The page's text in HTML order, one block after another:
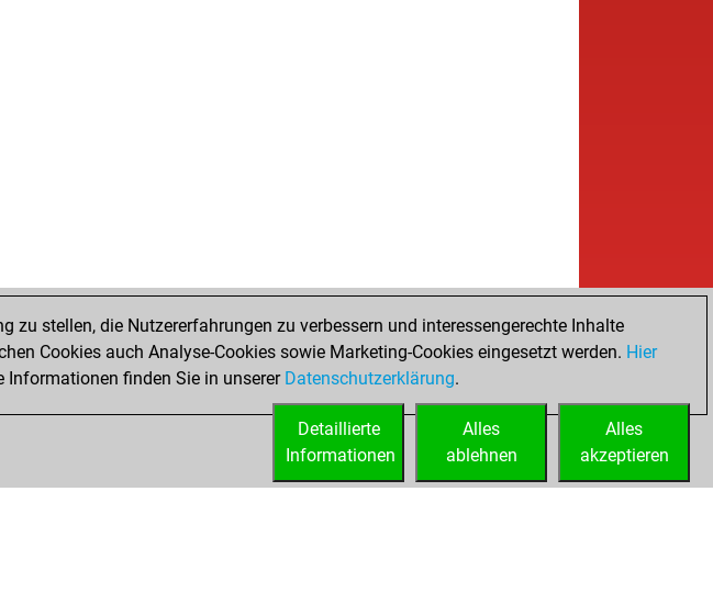
stellen, die Nutzererfahrungen zu verbessern und interessengerechte Inhalte
Cookies auch Analyse-Cookies sowie Marketing-Cookies eingesetzt werden. Hier
Informationen finden Sie in unserer Datenschutzerklärung.
Alles
akzeptieren
Alles
ablehnen
Detaillierte
Informationen